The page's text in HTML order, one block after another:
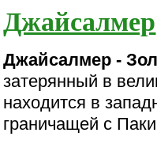
Джайсалмер
Джайсалмер -
затерянный в
находится в
граничащей с